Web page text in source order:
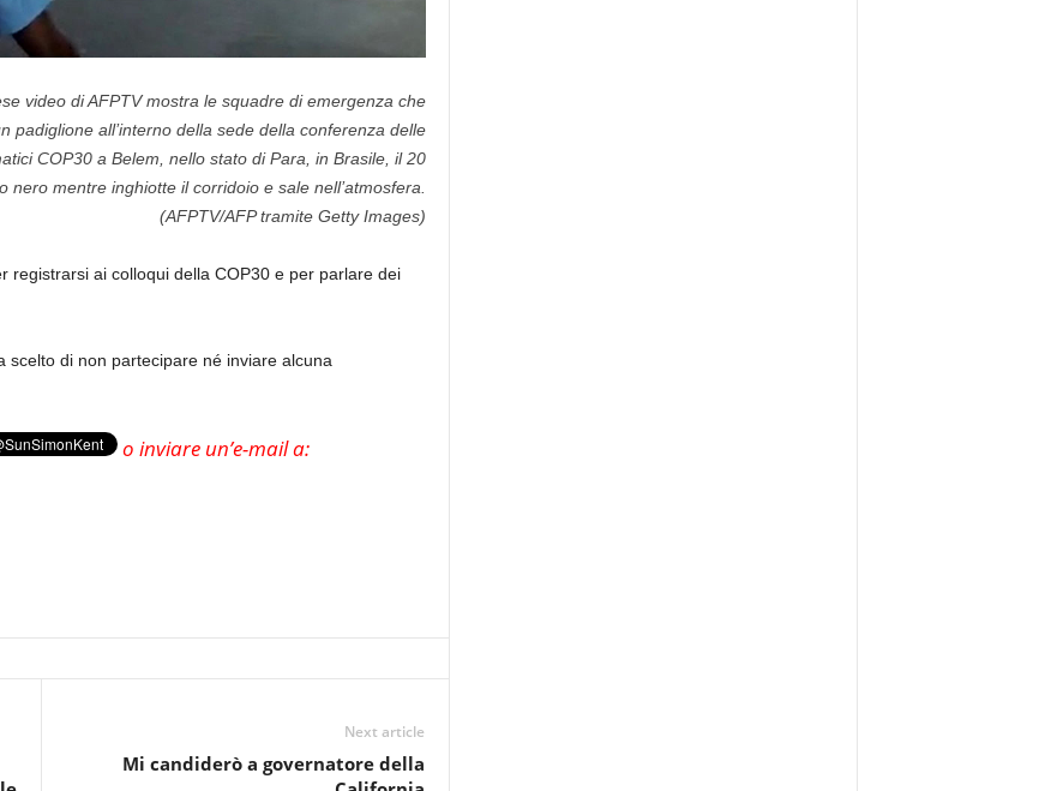
video di AFPTV mostra le squadre di emergenza che
padiglione all’interno della sede della conferenza delle
COP30 a Belem, nello stato di Para, in Brasile, il 20
mentre inghiotte il corridoio e sale nell’atmosfera.
(AFPTV/AFP tramite Getty Images)
registrarsi ai colloqui della COP30 e per parlare dei
scelto di non partecipare né inviare alcuna
o inviare un’e-mail a:
Next article
Mi candiderò a governatore della